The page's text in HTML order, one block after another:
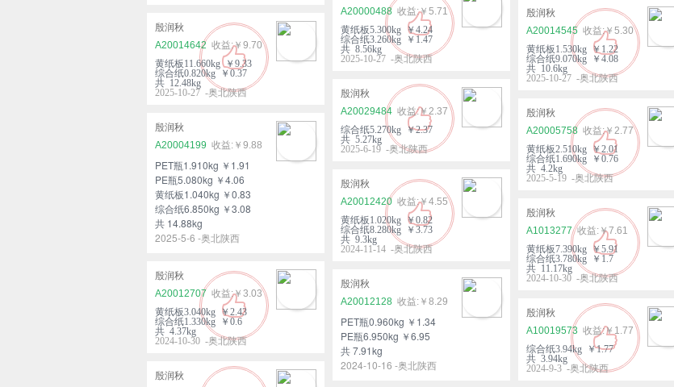
A20000488
￥5.71
黄纸板5.300kg ￥4.24
综合纸3.260kg ￥1.47
共 8.56kg
2025-10-27 -奥北陕西
殷润秋
A20014545
￥5.30
黄纸板1.530kg ￥1.22
综合纸9.070kg ￥4.08
共 10.6kg
2025-10-27 -奥北陕西
殷润秋
A20014642
￥9.70
黄纸板11.660kg ￥9.33
综合纸0.820kg ￥0.37
共 12.48kg
2025-10-27 -奥北陕西
殷润秋
A20029484
￥2.37
综合纸5.270kg ￥2.37
共 5.27kg
2025-6-19 -奥北陕西
殷润秋
A20005758
￥2.77
黄纸板2.510kg ￥2.01
综合纸1.690kg ￥0.76
共 4.2kg
2025-5-19 -奥北陕西
殷润秋
A20004199
￥9.88
PET瓶1.910kg ￥1.91
PE瓶5.080kg ￥4.06
黄纸板1.040kg ￥0.83
综合纸6.850kg ￥3.08
共 14.88kg
2025-5-6 -奥北陕西
殷润秋
A20012420
￥4.55
黄纸板1.020kg ￥0.82
综合纸8.280kg ￥3.73
共 9.3kg
2024-11-14 -奥北陕西
殷润秋
A1013277
￥7.61
黄纸板7.390kg ￥5.91
综合纸3.780kg ￥1.7
共 11.17kg
2024-10-30 -奥北陕西
殷润秋
A20012707
￥3.03
黄纸板3.040kg ￥2.43
综合纸1.330kg ￥0.6
共 4.37kg
2024-10-30 -奥北陕西
殷润秋
A20012128
￥8.29
PET瓶0.960kg ￥1.34
PE瓶6.950kg ￥6.95
共 7.91kg
2024-10-16 -奥北陕西
殷润秋
A10019573
￥1.77
综合纸3.94kg ￥1.77
共 3.94kg
2024-9-3 -奥北陕西
殷润秋